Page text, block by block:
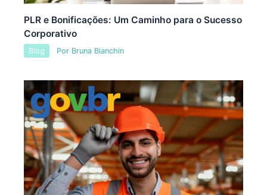
PLR e Bonificações: Um Caminho para o Sucesso
Corporativo
Blog Por Bruna Bianchin